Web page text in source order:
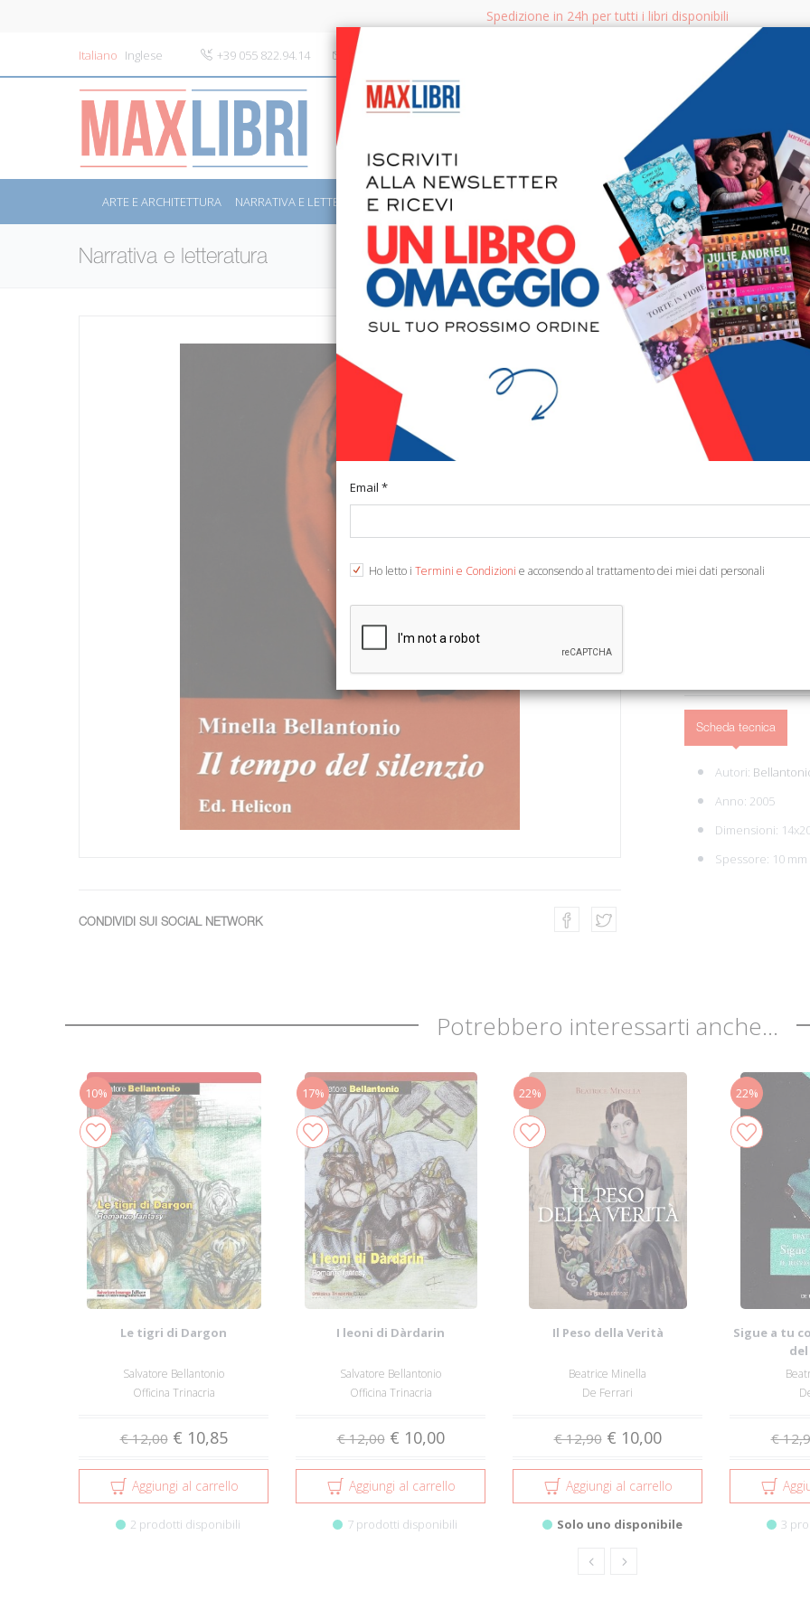
Spedizione in 24h per tutti i libri disponibili
Italiano Inglese +39 055 822.94.14 info@maxlibri.it
CERCA
ARTE E ARCHITETTURA NARRATIVA E LETTERATURA SAGGISTICA LIBRI PER BAMBINI E RAGAZZI MANUALI - GUIDE - CORSI
Narrativa e letteratura
CONDIVIDI SUI SOCIAL NETWORK
Il tempo
€ 12,00
Ean13:
Scheda tecnica
Autori:
Anno: 2005
Dimensioni:
Spessore: 10 mm
Potrebbero interessarti anche...
10%
Le tigri di Dargon
Salvatore Bellantonio
Officina Trinacria
€ 12,00 € 10,85
Aggiungi al carrello
2 prodotti disponibili
17%
I leoni di Dàrdarin
Salvatore Bellantonio
Officina Trinacria
€ 12,00 € 10,00
Aggiungi al carrello
7 prodotti disponibili
22%
Il Peso della Verità
Beatrice Minella
De Ferrari
€ 12,90 € 10,00
Aggiungi al carrello
Solo uno disponibile
22%
Sigue a tu
€
3
Email *
Ho letto i Termini e Condizioni e acconsendo al trattamento dei miei dati personali